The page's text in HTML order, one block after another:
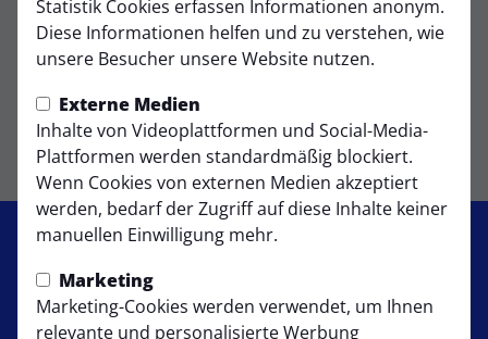
Statistik Cookies erfassen Informationen anonym.
Diese Informationen helfen und zu verstehen, wie
unsere Besucher unsere Website nutzen.
Externe Medien
Inhalte von Videoplattformen und Social-Media-
Plattformen werden standardmäßig blockiert.
Wenn Cookies von externen Medien akzeptiert
werden, bedarf der Zugriff auf diese Inhalte keiner
manuellen Einwilligung mehr.
Marketing
Marketing-Cookies werden verwendet, um Ihnen
relevante und personalisierte Werbung
Friedrich-Karl-Str. 254a
50735 Köln-Niehl